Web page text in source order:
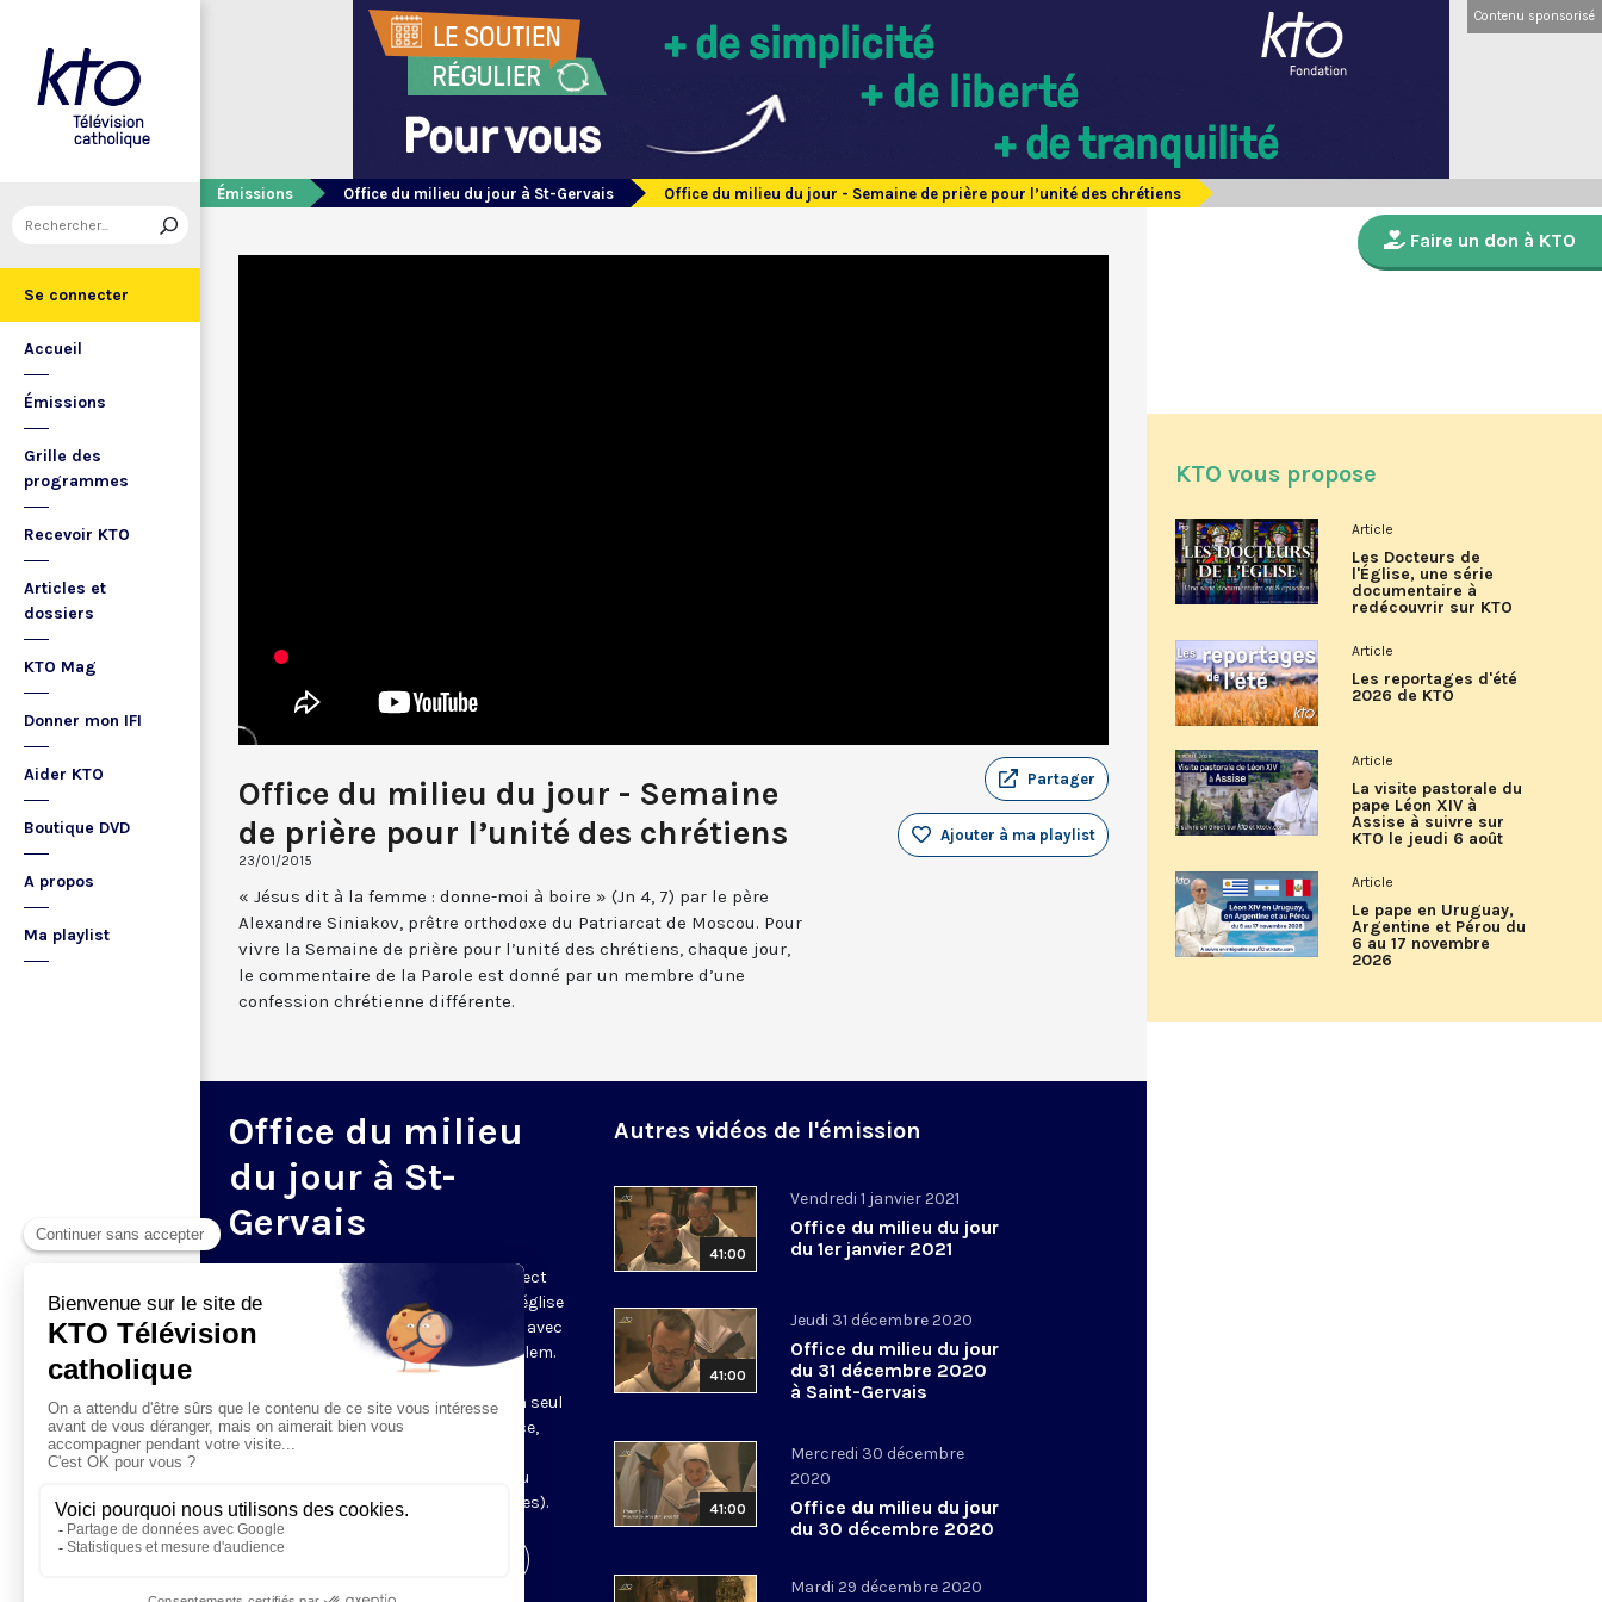
Se connecter
Accueil
Émissions
Grille des
programmes
Recevoir KTO
Articles et
dossiers
KTO Mag
Donner mon IFI
Aider KTO
Boutique DVD
A propos
Ma playlist
Contenu sponsorisé
Émissions Office du milieu du jour à St-Gervais Office du milieu du jour - Semaine de prière pour l’unité des chrétiens
Office du milieu du jour - Semaine
de prière pour l’unité des chrétiens
23/01/2015
Partager
Ajouter à ma playlist
« Jésus dit à la femme : donne-moi à boire » (Jn 4, 7) par le père
Alexandre Siniakov, prêtre orthodoxe du Patriarcat de Moscou. Pour
vivre la Semaine de prière pour l’unité des chrétiens, chaque jour,
le commentaire de la Parole est donné par un membre d’une
confession chrétienne différente.
Office du milieu
du jour à St-
Gervais
Du mardi au samedi, KTO diffuse en direct
l’office du milieu du jour, en direct de l’église
Saint-Gervais-Saint-Protais (Paris 4e), avec
les Fraternités Monastiques de Jérusalem.
L’Office du Milieu du Jour regroupe, en
particulier, «au milieu du jour» et en un seul
office, les heures monastiques de Tierce,
Sexte et None. Il permet à l’Église de
retrouver son Seigneur entre l’office du
matin (Laudes) et l’office du soir (Vêpres).
Autres vidéos de l'émission
41:00
Vendredi 1 janvier 2021
Office du milieu du jour
du 1er janvier 2021
41:00
Jeudi 31 décembre 2020
Office du milieu du jour
du 31 décembre 2020
à Saint-Gervais
41:00
Mercredi 30 décembre
2020
Office du milieu du jour
du 30 décembre 2020
Mardi 29 décembre 2020
Faire un don à KTO
KTO vous propose
Article
Les Docteurs de
l'Église, une série
documentaire à
redécouvrir sur KTO
Article
Les reportages d'été
2026 de KTO
Article
La visite pastorale du
pape Léon XIV à
Assise à suivre sur
KTO le jeudi 6 août
Article
Le pape en Uruguay,
Argentine et Pérou du
6 au 17 novembre
2026